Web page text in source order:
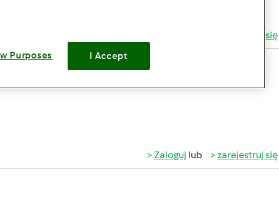
zarejestruj się
Zaloguj lub zarejestruj się
Purposes I Accept